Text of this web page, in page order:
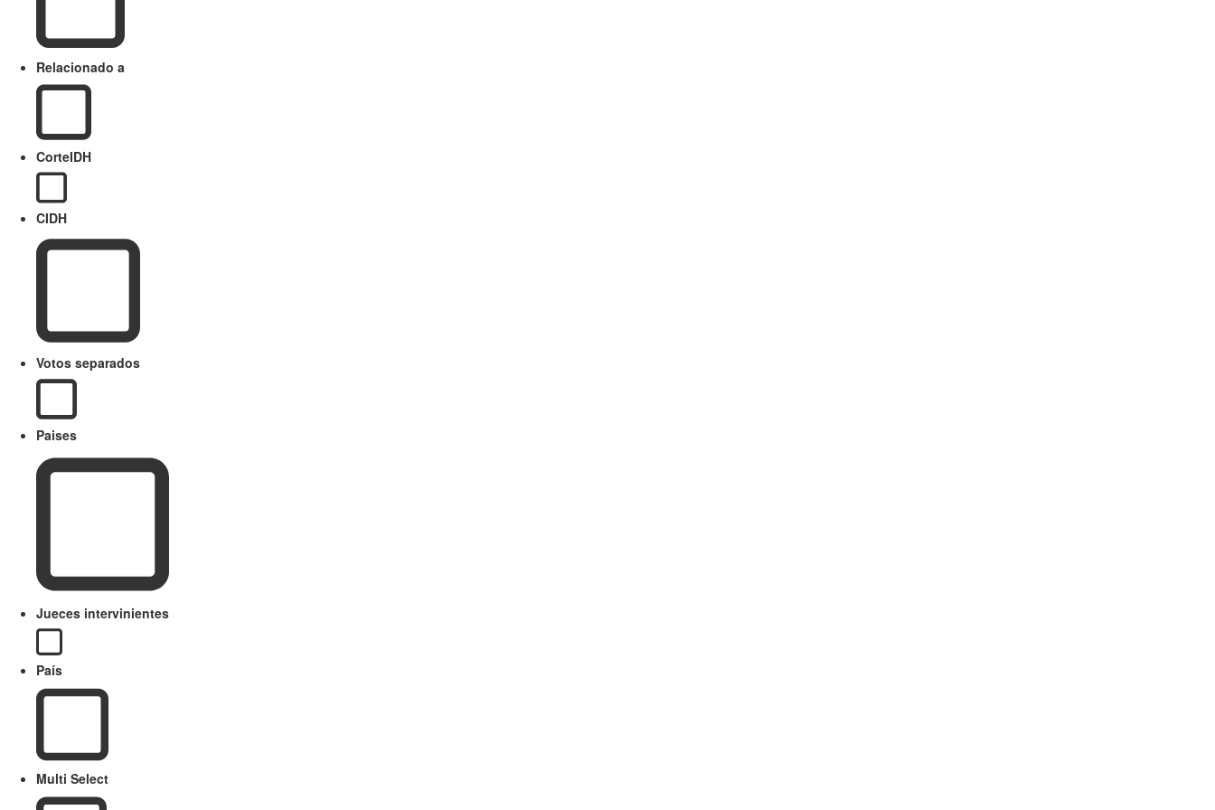
Relacionado a
CorteIDH
CIDH
Votos separados
Paises
Jueces intervinientes
País
Multi Select